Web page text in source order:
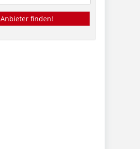
Anbieter finden!